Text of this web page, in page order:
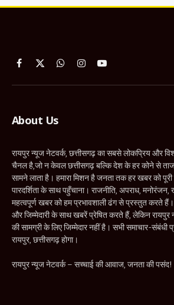
Facebook
X
WhatsApp
InstagramYouTube
About Us
रायपुर न्यूज नेटवर्क, छत्तीसगढ़ का सबसे लोकप्रिय और
चैनल है,जो न केवल छत्तीसगढ़ बल्कि देश के हर कोने से
सामने लाता है। हमारा मिशन है जनता तक हर खबर को पूरी
पारदर्शिता के साथ पहुँचाना। राजनीति, अपराध,
महत्वपूर्ण खबर को हम प्रभावशाली ढंग से प्रस्तुत करते हैं।
और जिम्मेदारी के साथ खबरें प्रेषित करते हैं, लेकिन रायपुर
की सामग्री के लिए जिम्मेदार नहीं है। सभी समाचार-संबंधी
रायपुर, छत्तीसगढ़ होगा।
रायपुर न्यूज नेटवर्क – सच्चाई की आवाज, जनता की पसंद!